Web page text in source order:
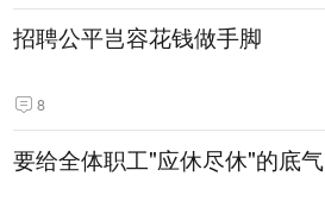
招聘公平岂容花钱做手脚
8
要给全体职工"应休尽休"的底气